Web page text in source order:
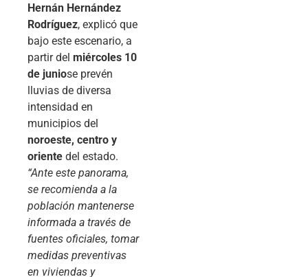
Hernán Hernández
Rodríguez, explicó que
bajo este escenario, a
partir del miércoles 10
de juniose prevén
lluvias de diversa
intensidad en
municipios del
noroeste, centro y
oriente del estado.
“Ante este panorama,
se recomienda a la
población mantenerse
informada a través de
fuentes oficiales, tomar
medidas preventivas
en viviendas y